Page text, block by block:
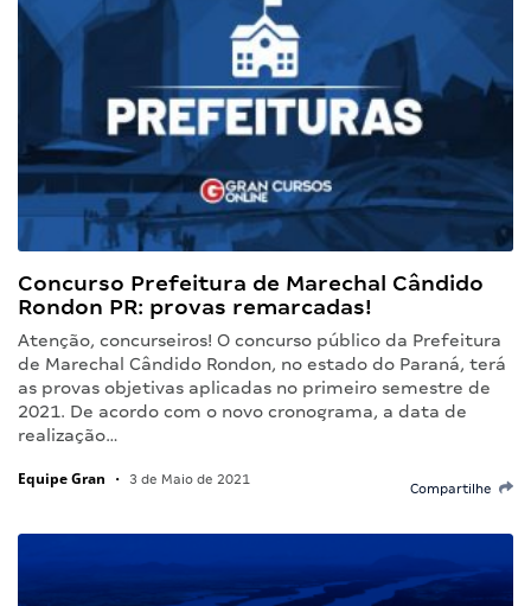
Concurso Prefeitura de Marechal Cândido
Rondon PR: provas remarcadas!
Atenção, concurseiros! O concurso público da Prefeitura
de Marechal Cândido Rondon, no estado do Paraná, terá
as provas objetivas aplicadas no primeiro semestre de
2021. De acordo com o novo cronograma, a data de
realização…
Equipe Gran • 3 de Maio de 2021
Compartilhe